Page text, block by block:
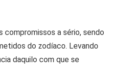
compromissos a sério, sendo
do zodíaco. Levando
daquilo com que se